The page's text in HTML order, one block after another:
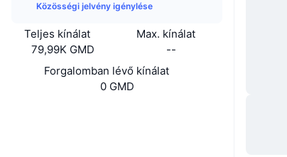
Közösségi jelvény igénylése
Teljes kínálat
79,99K GMD
Max. kínálat
--
Forgalomban lévő kínálat
0 GMD